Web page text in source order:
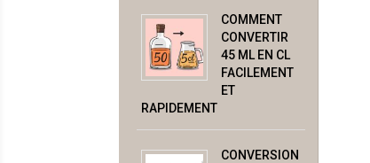
COMMENT
CONVERTIR
45 ML EN CL
FACILEMENT
ET
RAPIDEMENT
CONVERSION